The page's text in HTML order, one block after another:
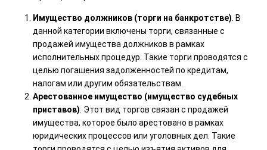
Имущество должников (торги на банкротстве). В
данной категории включены торги, связанные с
продажей имущества должников в рамках
исполнительных процедур. Такие торги проводятся с
целью погашения задолженностей по кредитам,
налогам или другим обязательствам.
Арестованное имущество (имущество судебных
приставов). Этот вид торгов связан с продажей
имущества, которое было арестовано в рамках
юридических процессов или уголовных дел. Такие